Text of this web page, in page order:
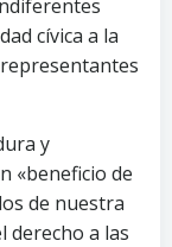
cívica a la
y
«beneficio de
de nuestra
derecho a las